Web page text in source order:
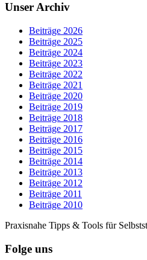
Unser Archiv
Beiträge 2026
Beiträge 2025
Beiträge 2024
Beiträge 2023
Beiträge 2022
Beiträge 2021
Beiträge 2020
Beiträge 2019
Beiträge 2018
Beiträge 2017
Beiträge 2016
Beiträge 2015
Beiträge 2014
Beiträge 2013
Beiträge 2012
Beiträge 2011
Beiträge 2010
Praxisnahe Tipps & Tools für
Folge uns